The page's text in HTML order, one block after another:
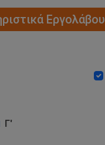
Εργολάβου
Γ'